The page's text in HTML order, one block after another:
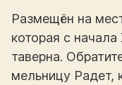
Размещён на
которая с начала
таверна.
мельницу Радет,